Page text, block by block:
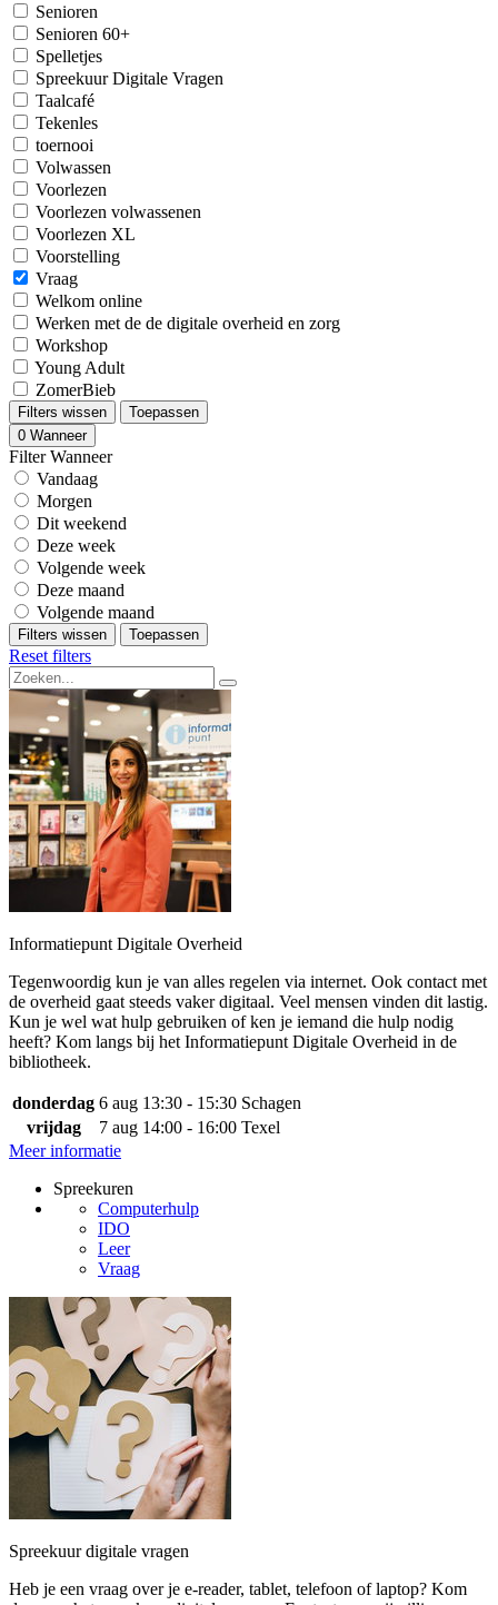
Senioren
Senioren 60+
Spelletjes
Spreekuur Digitale Vragen
Taalcafé
Tekenles
toernooi
Volwassen
Voorlezen
Voorlezen volwassenen
Voorlezen XL
Voorstelling
Vraag
Welkom online
Werken met de de digitale overheid en zorg
Workshop
Young Adult
ZomerBieb
Filters wissen
Toepassen
0 Wanneer
Filter Wanneer
Vandaag
Morgen
Dit weekend
Deze week
Volgende week
Deze maand
Volgende maand
Filters wissen Toepassen
Reset filters
Informatiepunt Digitale Overheid
Tegenwoordig kun je van alles regelen via internet. Ook contact met
de overheid gaat steeds vaker digitaal. Veel mensen vinden dit lastig.
Kun je wel wat hulp gebruiken of ken je iemand die hulp nodig
heeft? Kom langs bij het Informatiepunt Digitale Overheid in de
bibliotheek.
donderdag 6 aug 13:30 - 15:30 Schagen
vrijdag
7 aug 14:00 - 16:00 Texel
Meer informatie
Spreekuren
Computerhulp
IDO
Leer
Vraag
Spreekuur digitale vragen
Heb je een vraag over je e-reader, tablet, telefoon of laptop? Kom